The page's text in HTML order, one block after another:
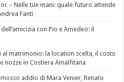
– Nelle tue mani: quale futuro attende
Fanti
con Pio e Amedeo: il
matrimonio: la location scelta, il costo
nozze in Costiera Amalfitana
addio di Mara Venier, Renato